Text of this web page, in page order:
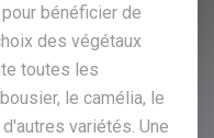
bénéficier de
des végétaux
toutes les
le camélia, le
variétés. Une